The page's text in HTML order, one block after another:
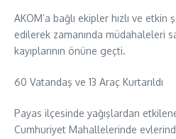
AKOM’a bağlı ekipler hızlı ve
edilerek zamanında müdahaleleri
kayıplarının önüne geçti.
60 Vatandaş ve 13 Araç Kurtarıldı
Payas ilçesinde yağışlardan
Cumhuriyet Mahallelerinde